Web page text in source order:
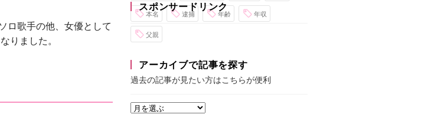
ロ歌手の他、女優として
りました。
本名 逮捕 年齢 年収
父親
アーカイブで記事を探す
過去の記事が見たい方はこちらが便利
スポンサードリンク